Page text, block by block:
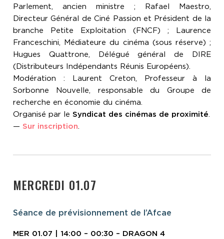
Parlement, ancien ministre ; Rafael Maestro,
Directeur Général de Ciné Passion et Président de la
branche Petite Exploitation (FNCF) ; Laurence
Franceschini, Médiateure du cinéma (sous réserve) ;
Hugues Quattrone, Délégué général de DIRE
(Distributeurs Indépendants Réunis Européens).
Modération : Laurent Creton, Professeur à la
Sorbonne Nouvelle, responsable du Groupe de
recherche en économie du cinéma.
Organisé par le Syndicat des cinémas de proximité.
— Sur inscription.
MERCREDI 01.07
Séance de prévisionnement de l’Afcae
MER 01.07 | 14:00 – 00:30 – DRAGON 4